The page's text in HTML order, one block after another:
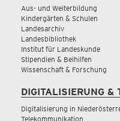
Aus- und Weiterbildung
Kindergärten & Schulen
Landesarchiv
Landesbibliothek
Institut für Landeskunde
Stipendien & Beihilfen
Wissenschaft & Forschung
DIGITALISIERUNG &
Digitalisierung in
Telekommunikation